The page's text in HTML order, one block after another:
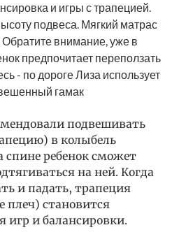
и игры с трапецией.
подвеса. Мягкий матрас
Обратите внимание, уже в
предпочитает переползать
- по дороге Лиза использует
гамак
подвешивать
в колыбель
ребенок сможет
на ней. Когда
и падать, трапеция
плеч) становится
и балансировки.